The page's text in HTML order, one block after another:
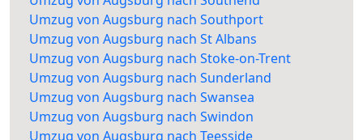
Umzug von Augsburg nach Southport
Umzug von Augsburg nach St Albans
Umzug von Augsburg nach Stoke-on-Trent
Umzug von Augsburg nach Sunderland
Umzug von Augsburg nach Swansea
Umzug von Augsburg nach Swindon
Umzug von Augsburg nach Teesside